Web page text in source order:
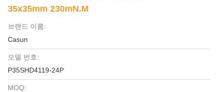
35x35mm 230mN.M
브랜드 이름:
Casun
모델 번호:
P35SHD4119-24P
MOQ: